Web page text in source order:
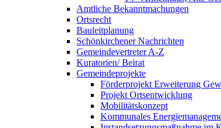
Amtliche Bekanntmachungen
Ortsrecht
Bauleitplanung
Schönkirchener Nachrichten
Gemeindevertreter A-Z
Kuratorien/ Beirat
Gemeindeprojekte
Förderprojekt Erweiterung
Projekt Ortsentwicklung
Mobilitätskonzept
Kommunales